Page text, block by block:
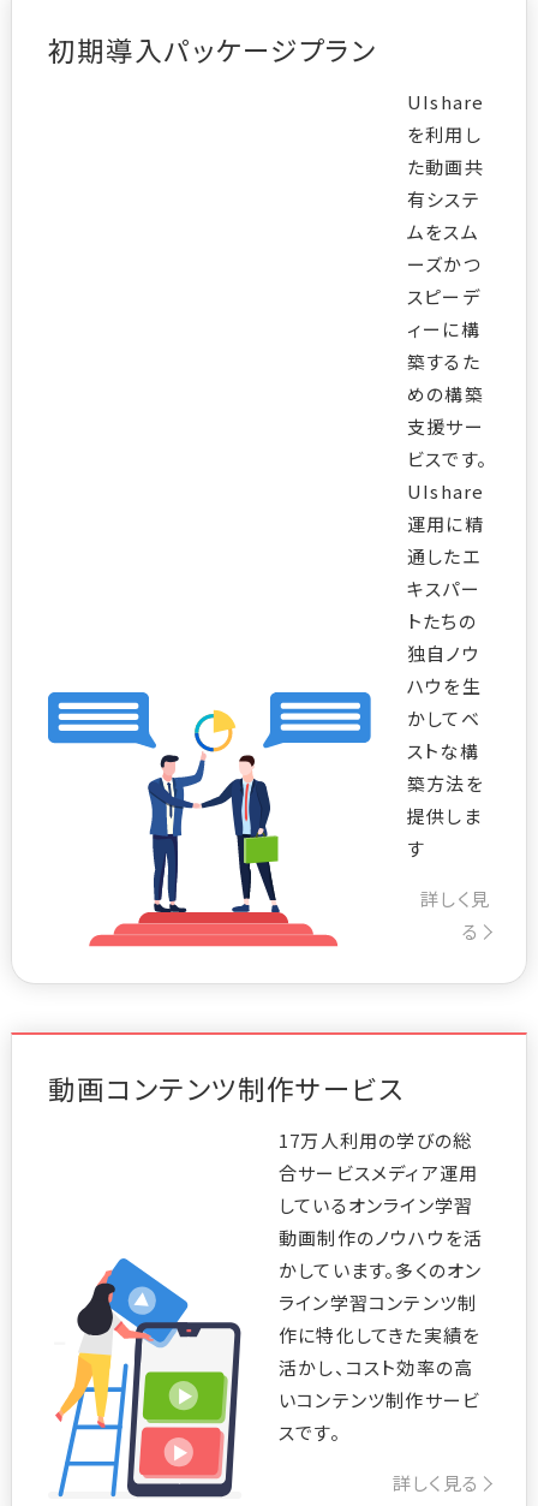
初期導入パッケージプラン
UIshare
を利用し
た動画共
有システ
ムをスム
ーズかつ
スピーデ
ィーに構
築するた
めの構築
支援サー
ビスです。
UIshare
運用に精
通したエ
キスパー
トたちの
独自ノウ
ハウを生
かしてベ
ストな構
築方法を
提供しま
す
詳しく見
る
動画コンテンツ制作サービス
17万人利用の学びの総
合サービスメディア運用
しているオンライン学習
動画制作のノウハウを活
かしています。多くのオン
ライン学習コンテンツ制
作に特化してきた実績を
活かし、コスト効率の高
いコンテンツ制作サービ
スです。
詳しく見る